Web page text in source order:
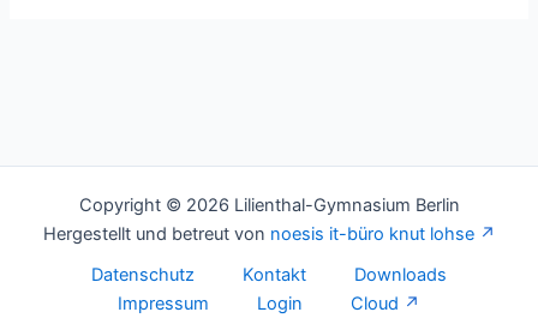
Copyright © 2026 Lilienthal-Gymnasium Berlin
Hergestellt und betreut von noesis it-büro knut lohse
Datenschutz
Kontakt
Downloads
Impressum
Login Cloud